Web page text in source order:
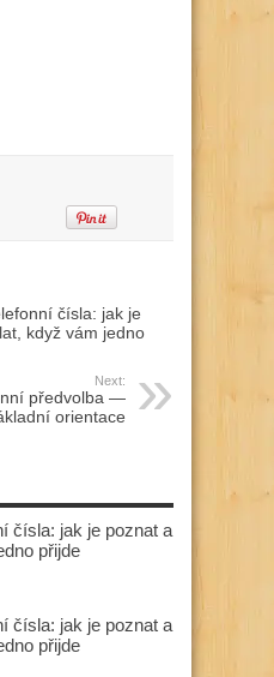
čísla: jak je
když vám jedno
Next:
předvolba —
orientace
čísla: jak je poznat a
přijde
čísla: jak je poznat a
přijde